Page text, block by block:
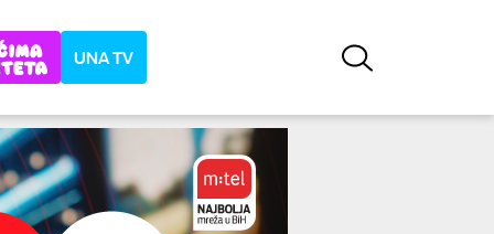
UNA TV